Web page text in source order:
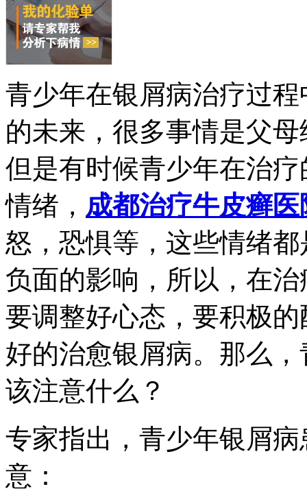
青少年在银屑病治疗过
的未来，很多事情是父
但是有时候青少年在治
情绪， 成都治疗牛皮癣医
怒，恐惧等，这些情绪
负面的影响，所以，在
要调整好心态，要积极
好的治愈银屑病。那么
该注意什么？
专家指出，青少年银屑
意：